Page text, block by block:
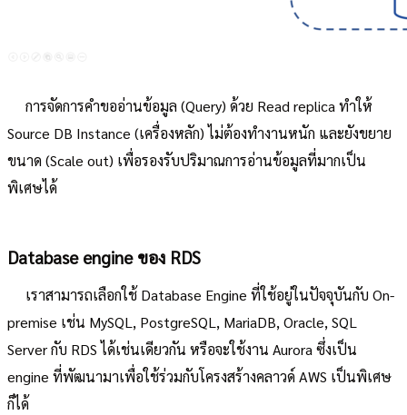
การจัดการคำขออ่านข้อมูล (Query) ด้วย Read replica ทำให้
Source DB Instance (เครื่องหลัก) ไม่ต้องทำงานหนัก และยังขยาย
ขนาด (Scale out) เพื่อรองรับปริมาณการอ่านข้อมูลที่มากเป็น
พิเศษได้
Database engine ของ RDS
เราสามารถเลือกใช้ Database Engine ที่ใช้อยู่ในปัจจุบันกับ On-
premise เช่น MySQL, PostgreSQL, MariaDB, Oracle, SQL
Server กับ RDS ได้เช่นเดียวกัน หรือจะใช้งาน Aurora ซึ่งเป็น
engine ที่พัฒนามาเพื่อใช้ร่วมกับโครงสร้างคลาวด์ AWS เป็นพิเศษ
ก็ได้